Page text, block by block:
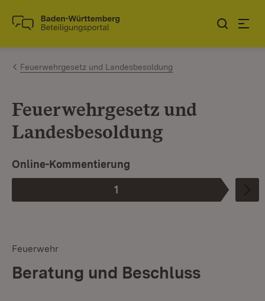
Zum Inhalt springen
Link zur Startseite
Feuerwehrgesetz und Landesbesoldung
Feuerwehrgesetz und
Landesbesoldung
Phase
1
:
Online-Kommentierung
Feuerwehr
Beratung und Beschluss